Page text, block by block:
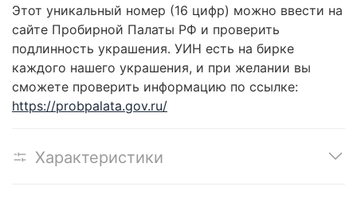
Этот уникальный номер (16 цифр) можно ввести на
сайте Пробирной Палаты РФ и проверить
подлинность украшения. УИН есть на бирке
каждого нашего украшения, и при желании вы
сможете проверить информацию по ссылке:
https://probpalata.gov.ru/
Характеристики